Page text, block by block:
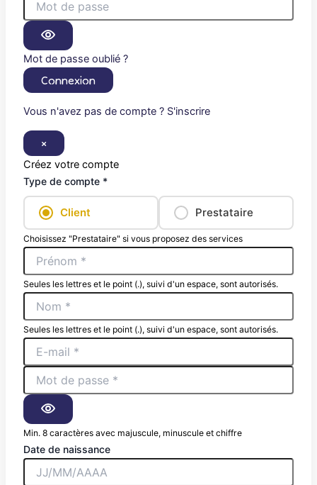
Mot de passe oublié ?
Connexion
Vous n'avez pas de compte ? S'inscrire
×
Créez votre compte
Type de compte *
Client Prestataire
Choisissez "Prestataire" si vous proposez des services
Seules les lettres et le point (.), suivi d'un espace, sont autorisés.
Seules les lettres et le point (.), suivi d'un espace, sont autorisés.
Min. 8 caractères avec majuscule, minuscule et chiffre
Date de naissance